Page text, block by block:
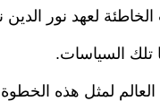
الخاطئة لعهد نور
تلك السياسات.
العالم لمثل هذه